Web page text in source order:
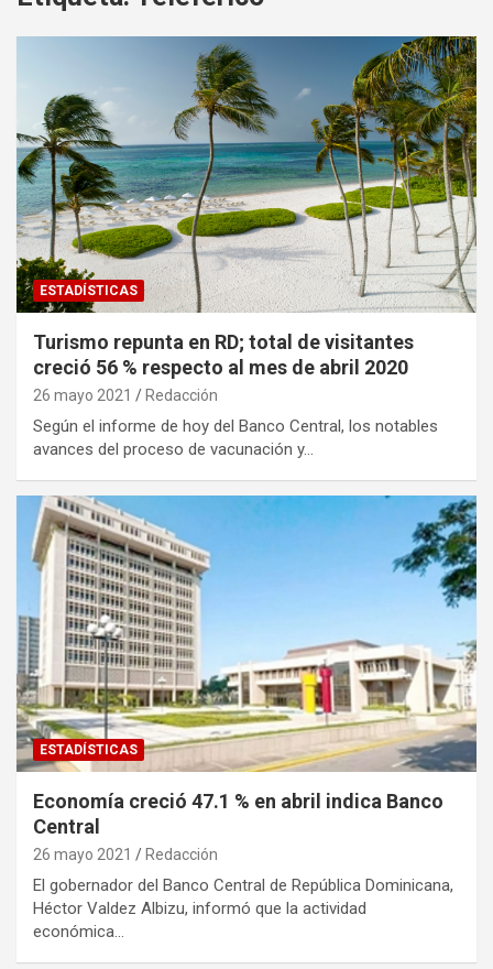
ESTADÍSTICAS
Turismo repunta en RD; total de visitantes
creció 56 % respecto al mes de abril 2020
26 mayo 2021 Redacción
Según el informe de hoy del Banco Central, los notables
avances del proceso de vacunación y…
ESTADÍSTICAS
Economía creció 47.1 % en abril indica Banco
Central
26 mayo 2021 Redacción
El gobernador del Banco Central de República Dominicana,
Héctor Valdez Albizu, informó que la actividad
económica…